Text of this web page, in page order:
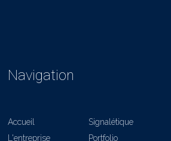
Navigation
Accueil
L'entreprise
Signalétique
Portfolio